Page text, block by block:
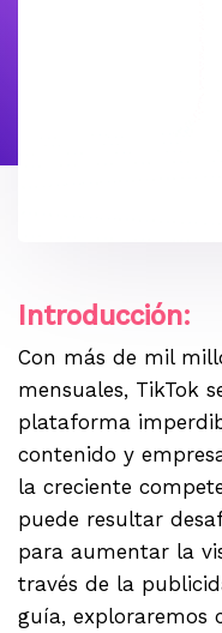
Introducción:
Con más de mil
mensuales, TikTok
plataforma
contenido y
la creciente
puede resultar
para aumentar la
través de la
guía, exploraremos